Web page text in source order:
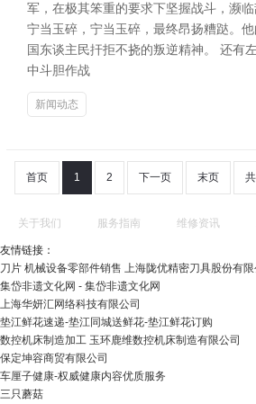
军，在极其笨重的要求下坚握战斗，濒
宁当玉碎，宁当玉碎，最终昂扬糟跶。
国东谈主民扞拒不挠的叛逆精神。 还有
中斗胆作战
新闻动态
首页 1 2 下一页 末页 共
关于我们 服务指南 维修资讯
友情链接：
刀片 机械设备零部件销售 上海陇优精密刀具股份有限
集岱非遗文化网 - 集岱非遗文化网
上海华妍汇网络科技有限公司
垫江鲜花速递-垫江同城送鲜花-垫江鲜花订购
数控机床制造加工 玉环鹿维数控机床制造有限公司
保定坤容商贸有限公司
车厘子健康-权威健康内容优质服务
三只蘑菇